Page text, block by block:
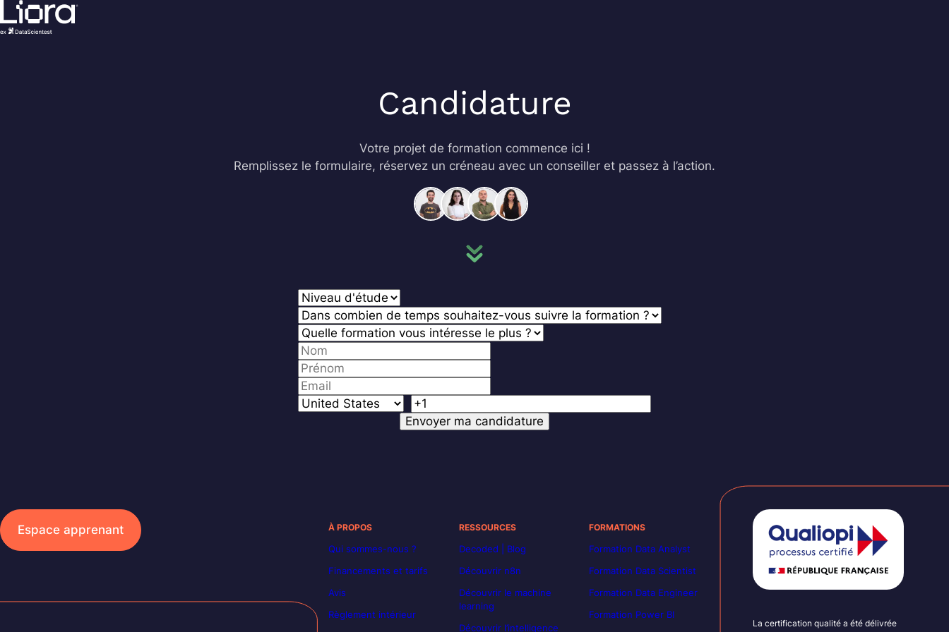
Aller
au
Candidature
Votre projet de formation commence ici !
Remplissez le formulaire, réservez un créneau avec un conseiller et passez à l’action.
Espace apprenant À PROPOS
Qui sommes-nous ?
Financements et tarifs
Avis
Règlement intérieur
RESSOURCES
Decoded | Blog
Découvrir n8n
Découvrir le machine
learning
Découvrir l’intelligence
FORMATIONS
Formation Data Analyst
Formation Data Scientist
Formation Data Engineer
Formation Power BI
La certification qualité a été délivrée